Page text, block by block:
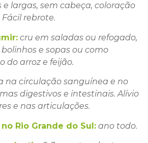
e largas, sem cabeça, coloração
rebrote.
cru em saladas ou refogado,
e sopas ou como
arroz e feijão.
na circulação sanguínea e no
digestivos e intestinais. Alívio
e nas articulações.
Rio Grande do Sul: ano todo.